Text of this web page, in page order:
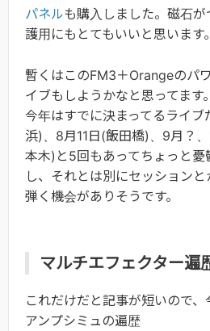
パネルも購入しました。磁石
護用にもとてもいいと思います
暫くはこのFM3＋Orangeのパ
イブもしようかなと思ってます。
今年はすでに決まってるライブ
浜)、8月11日(飯田橋)、9月？
本木)と5回もあってちょっと憂
し、それとは別にセッション
弾く機会がありそうです。
マルチエフェクター遍
これだけだと記事が短いので
アンプシミュの遍歴